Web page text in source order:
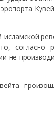
согласно
не